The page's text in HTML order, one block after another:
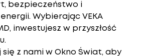
bezpieczeństwo i
Wybierając VEKA
, inwestujesz w przyszłość
z nami w Okno Świat, aby